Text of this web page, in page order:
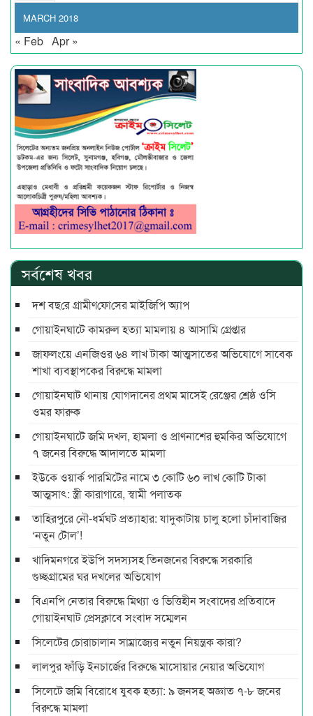
MARCH 2018
« Feb Apr »
সর্বশেষ খবর
দশ বছ‌রে গ্রামীণ‌ফো‌সের মাইজিপি অ্যাপ
গোয়াইনঘাটে কামরুল হত্যা মামলায় ৪ আসামি গ্রেপ্তার
জাফলংয়ে এনজিওর ৬৪ লাখ টাকা আত্মসাতের অভিযোগে সাবেক
শাখা ব্যবস্থাপকের বিরুদ্ধে মামলা
গোয়াইনঘাট থানায় যোগদানের প্রথম মাসেই রেঞ্জের শ্রেষ্ঠ ওসি
ওমর ফারুক
গোয়াইনঘাটে জমি দখল, হামলা ও প্রাণনাশের হুমকির অভিযোগে
৭ জনের বিরুদ্ধে আদালতে মামলা
ইউকে ওয়ার্ক পারমিটের নামে ৩ কোটি ৬০ লাখ কোটি টাকা
আত্মসাৎ: স্ত্রী কারাগারে, স্বামী পলাতক
তাহিরপুরে নৌ-ধর্মঘট প্রত্যাহার: যাদুকাটায় চালু হলো চাঁদাবাজির
‘নতুন টোল’!
খাদিমনগরে ইউপি সদস্যসহ তিনজনের বিরুদ্ধে সরকারি
গুচ্ছগ্রামের ঘর দখলের অভিযোগ
বিএনপি নেতার বিরুদ্ধে মিথ্যা ও ভিত্তিহীন সংবাদের প্রতিবাদে
গোয়াইনঘাট প্রেসক্লাবে সংবাদ সম্মেলন
সিলেটের চোরাচালান সাম্রাজ্যের নতুন নিয়ন্ত্রক কারা?
লালপুর ফাঁড়ি ইনচার্জের বিরুদ্ধে মাসোয়ার নেয়ার অভিযোগ
সিলেটে জমি বিরোধে যুবক হত্যা: ৯ জনসহ অজ্ঞাত ৭-৮ জনের
বিরুদ্ধে মামলা